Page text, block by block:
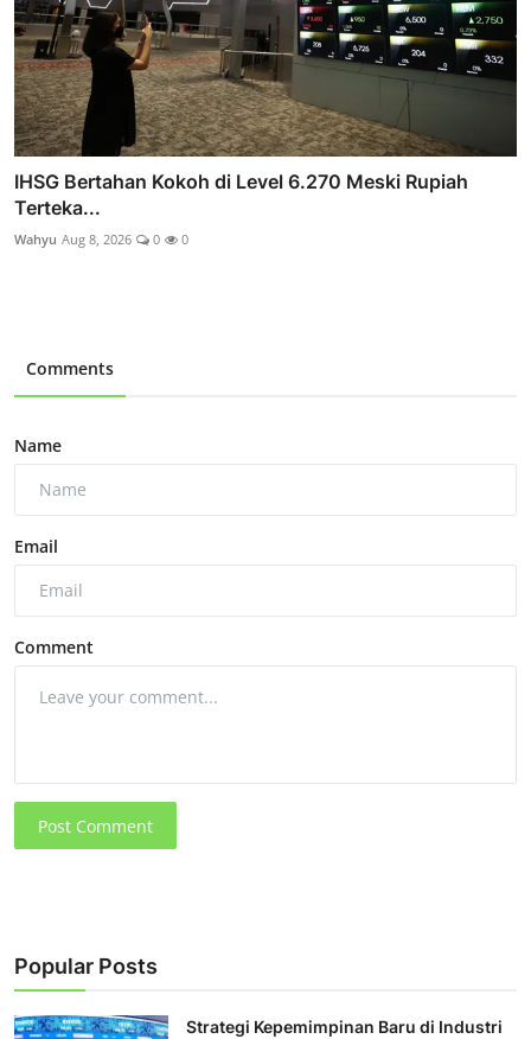
IHSG Bertahan Kokoh di Level 6.270 Meski Rupiah
Terteka...
Wahyu Aug 8, 2026 0 0
Comments
Name
Email
Comment
Post Comment
Popular Posts
Strategi Kepemimpinan Baru di Industri